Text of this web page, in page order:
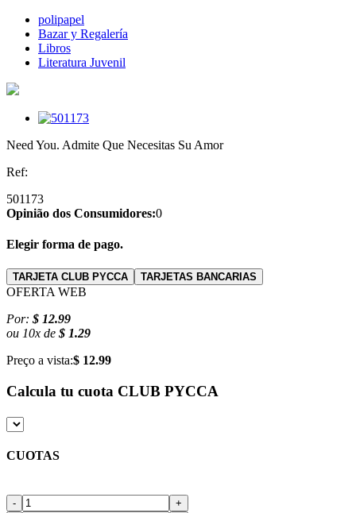
polipapel
Bazar y Regalería
Libros
Literatura Juvenil
Need You. Admite Que Necesitas Su Amor
Ref:
501173
Opinião dos Consumidores:0
Elegir forma de pago.
TARJETA CLUB PYCCA TARJETAS BANCARIAS
OFERTA WEB
Por: $ 12.99
ou 10x de $ 1.29
Preço a vista:$ 12.99
Calcula tu cuota CLUB PYCCA
CUOTAS
- +